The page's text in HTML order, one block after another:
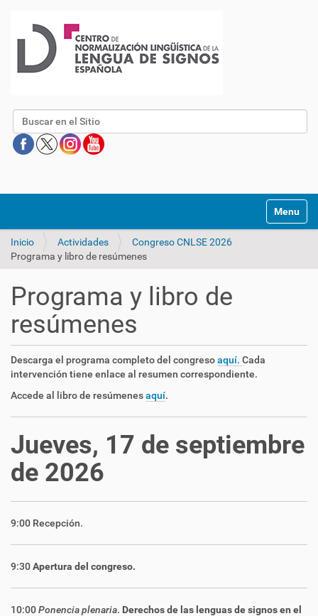
Buscar
Mostrar/
Inicio Actividades
Congreso CNLSE 2026
Programa y libro de resúmenes
Programa y libro de
resúmenes
Descarga el programa completo del congresoaquí. Cada
intervención tiene enlace al resumen correspondiente.
Accede al libro de resúmenesaquí.
Jueves, 17 de septiembre
de 2026
9:00 Recepción.
9:30Apertura del congreso.
10:00Ponencia plenaria. Derechos de las lenguas de signos en el